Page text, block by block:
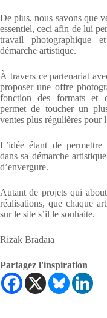
De plus, nous savons que
essentiel, ceci afin de lui
travail photographique
démarche artistique.
À travers ce partenariat
proposer une offre
fonction des formats et
permet de toucher un
ventes plus régulières pour
L’idée étant de
dans sa démarche
d’envergure.
Autant de projets qui
réalisations, que chaque
sur le site s’il le souhaite.
Rizak Bradaïa
Partagez l'inspiration